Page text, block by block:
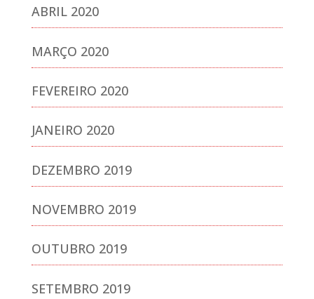
ABRIL 2020
MARÇO 2020
FEVEREIRO 2020
JANEIRO 2020
DEZEMBRO 2019
NOVEMBRO 2019
OUTUBRO 2019
SETEMBRO 2019